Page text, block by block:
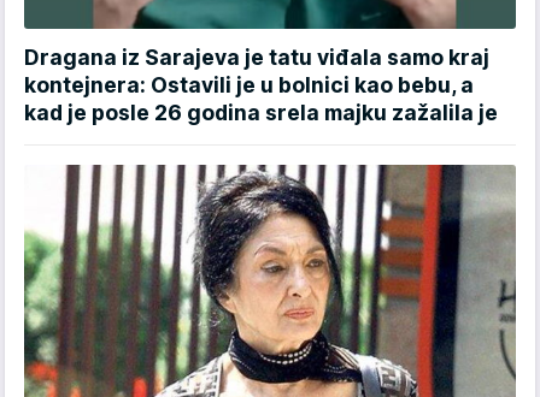
Dragana iz Sarajeva je tatu viđala samo kraj
kontejnera: Ostavili je u bolnici kao bebu, a
kad je posle 26 godina srela majku zažalila je